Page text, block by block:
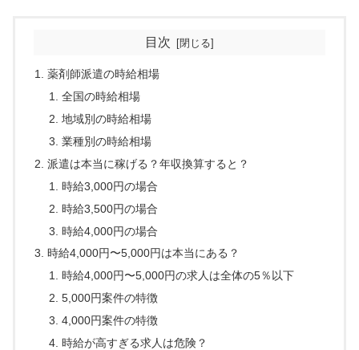
目次
薬剤師派遣の時給相場
全国の時給相場
地域別の時給相場
業種別の時給相場
派遣は本当に稼げる？年収換算すると？
時給3,000円の場合
時給3,500円の場合
時給4,000円の場合
時給4,000円〜5,000円は本当にある？
時給4,000円〜5,000円の求人は全体の5％以下
5,000円案件の特徴
4,000円案件の特徴
時給が高すぎる求人は危険？